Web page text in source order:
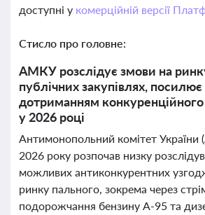
доступні у комерційній версії
Стисло про головне:
АМКУ розслідує змови на
публічних закупівлях,
дотриманням конкуренційного
у 2026 році
Антимонопольний комітет України
2026 року розпочав низку
можливих антиконкурентних
ринку пального, зокрема через
подорожчання бензину А-95 та